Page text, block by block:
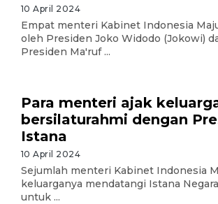
10 April 2024
Empat menteri Kabinet Indonesia
oleh Presiden Joko Widodo (Jokowi)
Presiden Ma'ruf ...
Para menteri ajak
bersilaturahmi dengan
Istana
10 April 2024
Sejumlah menteri Kabinet Indonesia
keluarganya mendatangi Istana
untuk ...